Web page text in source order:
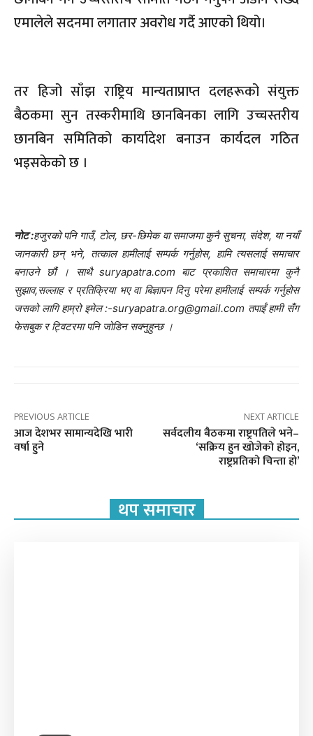
एमालेले सदनमा लगातार अवरोध गर्दै आएको थियो।
तर हिजो साँझ राष्ट्रिय मान्यताप्राप्त दलहरूको संयुक्त
बैठकमा सुन तस्करीमाथिछानबिनका लागि उच्चस्तरीय
छानबिन समितिको कार्यादेश बनाउन कार्यदल गठित
भइसकेको छ ।
नोट :हजुरको पनि गाउँ, टोल, छर-छिमेक वा समाजमा कुनै सुचना, संदेश, या नयाँ
जानकारी छन् भने, तत्काल हामीलाई सम्पर्क गर्नुहोस, हामि त्यसलाई समाचार
बनाउने छौं । साथै suryapatra.com बाट प्रकाशित समाचारमा कुनै
सुझाव,सल्लाह र प्रतिक्रिया भए वा बिज्ञापन दिनु परेमा हामीलाई सम्पर्क गर्नुहोस
जसको लागि हाम्रो इमेल :-suryapatra.org@gmail.com तपाईं हामी सँग
फेसबुक र ट्विटरमा पनि जोडिन सक्नुहुन्छ ।
PREVIOUS ARTICLE
आज देशभर सामान्यदेखि भारी
वर्षा हुने
NEXT ARTICLE
सर्वदलीय बैठकमा राष्ट्रपतिले भने–
‘सक्रिय हुन खोजेको होइन,
राष्ट्रप्रतिको चिन्ता हो’
थप समाचार